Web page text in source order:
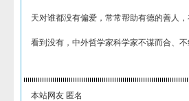
天对谁都没有偏爱，常常帮助有德的善人
看到没有，中外哲学家科学家不谋而合、
本站网友 匿名